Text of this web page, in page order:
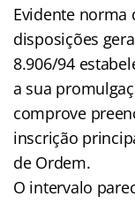
Evidente norma
disposições
8.906/94
a sua
comprove
inscrição
de Ordem.
O intervalo